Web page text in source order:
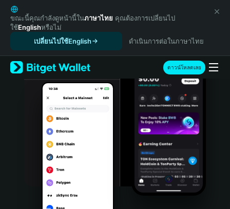
English
日本語
Tiếng Việt
Español (Latinoamérica)
Türkçe
Italiano
Português (Portugal)
Bahasa Indonesia
ขณะนี้คุณกำลังดูหน้านี้ในภาษาไทย คุณต้องการเปลี่ยนไป
ใช้Englishหรือไม่
เปลี่ยนไปใช้English
ดำเนินการต่อในภาษาไทย
ดาวน์โหลดเลย